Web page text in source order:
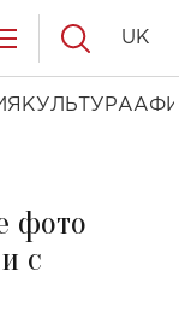
КУЛЬТУРА
UK
фото
с